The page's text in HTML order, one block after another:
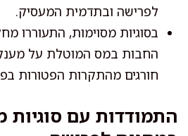
לפרישה ובתדמית המעסיק.
בסוגיות מסוימות, התעוררו
החבות במס המוטלת על
חורגים מהתקרות הפטורות
התמודדות עם סוגיות